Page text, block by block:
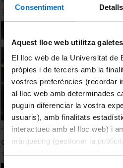
Consentiment Detalls
Aquest lloc web utilitza galetes
El lloc web de la Universitat de
pròpies i de tercers amb la
vostres preferències (recordar
al lloc web amb determinades
puguin diferenciar la vostra
usuaris), amb finalitats
interactueu amb el lloc web) i
màrqueting (gestionar la
23 octubre, 2014
'The last song of the
commemorar el Dia Mundial de
19 novembre, 2013